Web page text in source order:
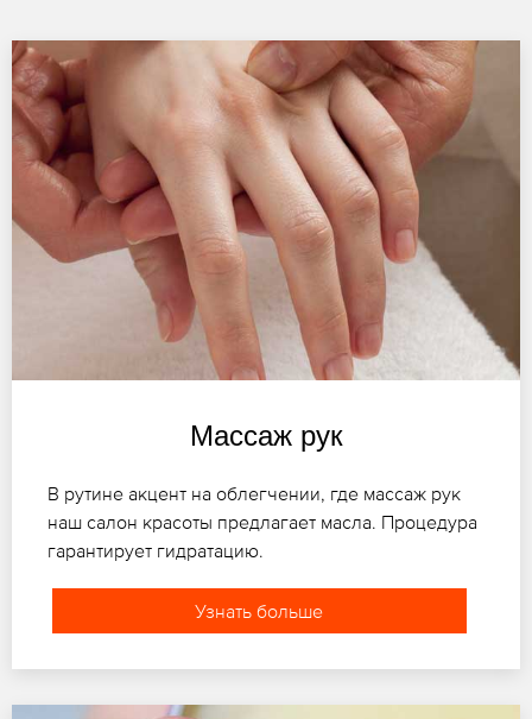
Массаж рук
В рутине акцент на облегчении, где массаж рук
наш салон красоты предлагает масла. Процедура
гарантирует гидратацию.
Узнать больше